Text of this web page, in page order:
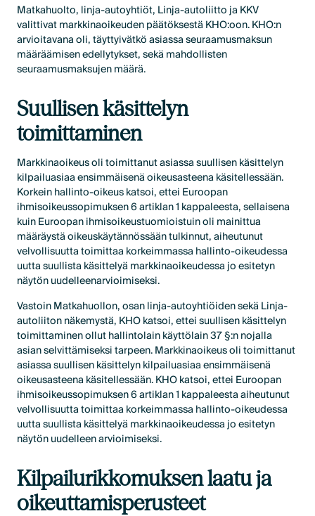
Matkahuolto, linja-autoyhtiöt, Linja-autoliitto ja KKV
valittivat markkinaoikeuden päätöksestä KHO:oon. KHO:n
arvioitavana oli, täyttyivätkö asiassa seuraamusmaksun
määräämisen edellytykset, sekä mahdollisten
seuraamusmaksujen määrä.
Suullisen käsittelyn
toimittaminen
Markkinaoikeus oli toimittanut asiassa suullisen käsittelyn
kilpailuasiaa ensimmäisenä oikeusasteena käsitellessään.
Korkein hallinto-oikeus katsoi, ettei Euroopan
ihmisoikeussopimuksen 6 artiklan 1 kappaleesta, sellaisena
kuin Euroopan ihmisoikeustuomioistuin oli mainittua
määräystä oikeuskäytännössään tulkinnut, aiheutunut
velvollisuutta toimittaa korkeimmassa hallinto-oikeudessa
uutta suullista käsittelyä markkinaoikeudessa jo esitetyn
näytön uudelleenarvioimiseksi.
Vastoin Matkahuollon, osan linja-autoyhtiöiden sekä Linja-
autoliiton näkemystä, KHO katsoi, ettei suullisen käsittelyn
toimittaminen ollut hallintolain käyttölain 37 §:n nojalla
asian selvittämiseksi tarpeen. Markkinaoikeus oli toimittanut
asiassa suullisen käsittelyn kilpailuasiaa ensimmäisenä
oikeusasteena käsitellessään. KHO katsoi, ettei Euroopan
ihmisoikeussopimuksen 6 artiklan 1 kappaleesta aiheutunut
velvollisuutta toimittaa korkeimmassa hallinto-oikeudessa
uutta suullista käsittelyä markkinaoikeudessa jo esitetyn
näytön uudelleen arvioimiseksi.
Kilpailurikkomuksen laatu ja
oikeuttamisperusteet